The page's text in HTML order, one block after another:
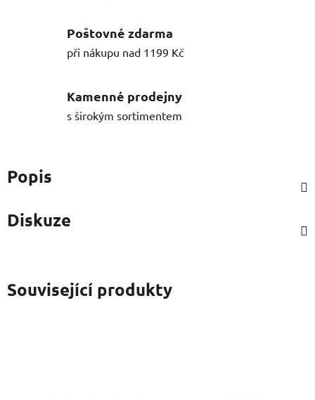
Poštovné zdarma
při nákupu nad 1199 Kč
Kamenné prodejny
s širokým sortimentem
Popis
Diskuze
Související produkty